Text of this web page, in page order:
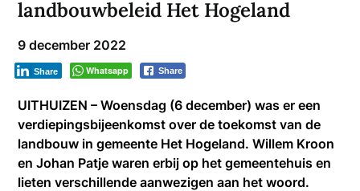
landbouwbeleid Het Hogeland
9 december 2022
Whatsapp Share
Share
UITHUIZEN – Woensdag (6 december) was er een
verdiepingsbijeenkomst over de toekomst van de
landbouw in gemeente Het Hogeland. Willem Kroon
en Johan Patje waren erbij op het gemeentehuis en
lieten verschillende aanwezigen aan het woord.